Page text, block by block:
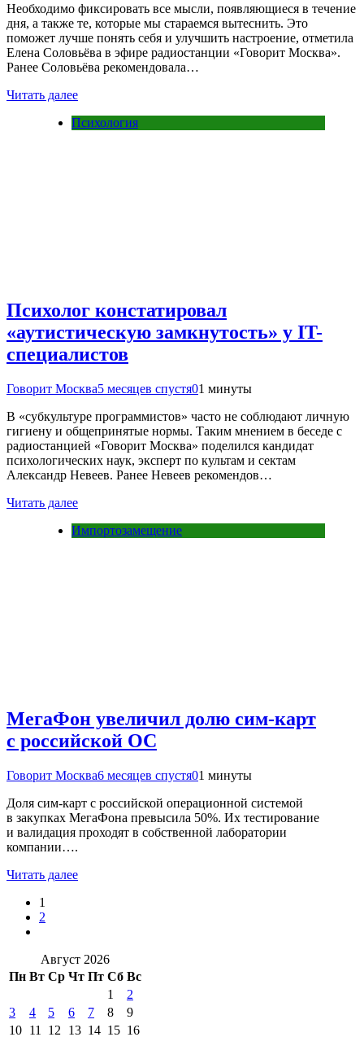
Необходимо фиксировать все мысли, появляющиеся в течение
дня, а также те, которые мы стараемся вытеснить. Это
поможет лучше понять себя и улучшить настроение, отметила
Елена Соловьёва в эфире радиостанции «Говорит Москва».
Ранее Соловьёва рекомендовала…
Читать далее
Психология
Психолог констатировал
«аутистическую замкнутость» у IT-
специалистов
Говорит Москва5 месяцев спустя01 минуты
В «субкультуре программистов» часто не соблюдают личную
гигиену и общепринятые нормы. Таким мнением в беседе с
радиостанцией «Говорит Москва» поделился кандидат
психологических наук, эксперт по культам и сектам
Александр Невеев. Ранее Невеев рекомендов…
Читать далее
Импортозамещение
МегаФон увеличил долю сим‑карт
с российской ОС
Говорит Москва6 месяцев спустя01 минуты
Доля сим-карт с российской операционной системой
в закупках МегаФона превысила 50%. Их тестирование
и валидация проходят в собственной лаборатории
компании….
Читать далее
1
2
Август 2026
Пн Вт Ср Чт Пт Сб Вс
1
2
3
4 5 6 7 8
9
10 11 12 13 14 15 16